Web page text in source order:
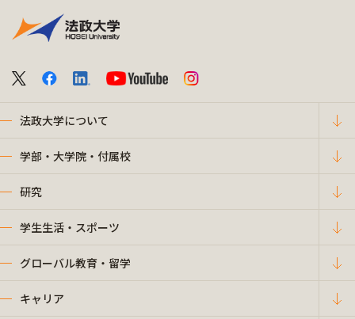
法政大学について
学部・大学院・付属校
研究
学生生活・スポーツ
グローバル教育・留学
キャリア